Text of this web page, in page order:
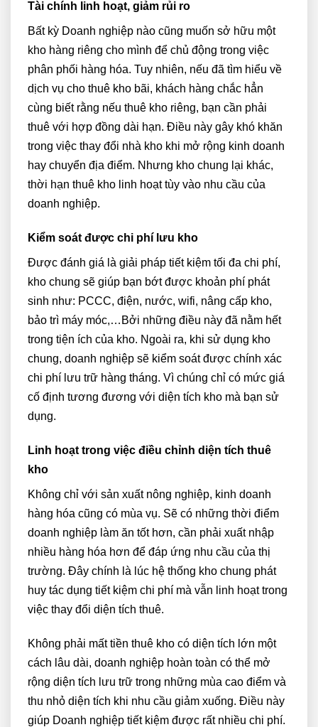
Tài chính linh hoạt, giảm rủi ro
Bất kỳ Doanh nghiệp nào cũng muốn sở hữu một
kho hàng riêng cho mình để chủ động trong việc
phân phối hàng hóa. Tuy nhiên, nếu đã tìm hiểu về
dịch vụ cho thuê kho bãi, khách hàng chắc hẳn
cùng biết rằng nếu thuê kho riêng, bạn cần phải
thuê với hợp đồng dài hạn. Điều này gây khó khăn
trong việc thay đổi nhà kho khi mở rộng kinh doanh
hay chuyển địa điểm. Nhưng kho chung lại khác,
thời hạn thuê kho linh hoạt tùy vào nhu cầu của
doanh nghiệp.
Kiểm soát được chi phí lưu kho
Được đánh giá là giải pháp tiết kiệm tối đa chi phí,
kho chung sẽ giúp bạn bớt được khoản phí phát
sinh như: PCCC, điện, nước, wifi, nâng cấp kho,
bảo trì máy móc,…Bởi những điều này đã nằm hết
trong tiện ích của kho. Ngoài ra, khi sử dụng kho
chung, doanh nghiệp sẽ kiểm soát được chính xác
chi phí lưu trữ hàng tháng. Vì chúng chỉ có mức giá
cố định tương đương với diện tích kho mà bạn sử
dụng.
Linh hoạt trong việc điều chỉnh diện tích thuê
kho
Không chỉ với sản xuất nông nghiệp, kinh doanh
hàng hóa cũng có mùa vụ. Sẽ có những thời điểm
doanh nghiệp làm ăn tốt hơn, cần phải xuất nhập
nhiều hàng hóa hơn để đáp ứng nhu cầu của thị
trường. Đây chính là lúc hệ thống kho chung phát
huy tác dụng tiết kiệm chi phí mà vẫn linh hoạt trong
việc thay đổi diện tích thuê.
Không phải mất tiền thuê kho có diện tích lớn một
cách lâu dài, doanh nghiệp hoàn toàn có thể mở
rộng diện tích lưu trữ trong những mùa cao điểm và
thu nhỏ diện tích khi nhu cầu giảm xuống. Điều này
giúp Doanh nghiệp tiết kiệm được rất nhiều chi phí.